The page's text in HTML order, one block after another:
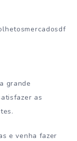
grande
as
e venha fazer